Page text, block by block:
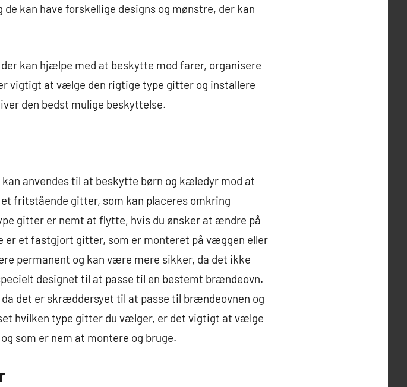
kan have forskellige designs og mønstre, der kan
kan hjælpe med at beskytte mod farer, organisere
vigtigt at vælge den rigtige type gitter og installere
den bedst mulige beskyttelse.
anvendes til at beskytte børn og kæledyr mod at
fritstående gitter, som kan placeres omkring
gitter er nemt at flytte, hvis du ønsker at ændre på
er et fastgjort gitter, som er monteret på væggen eller
permanent og kan være mere sikker, da det ikke
designet til at passe til en bestemt brændeovn.
det er skræddersyet til at passe til brændeovnen og
hvilken type gitter du vælger, er det vigtigt at vælge
som er nem at montere og bruge.